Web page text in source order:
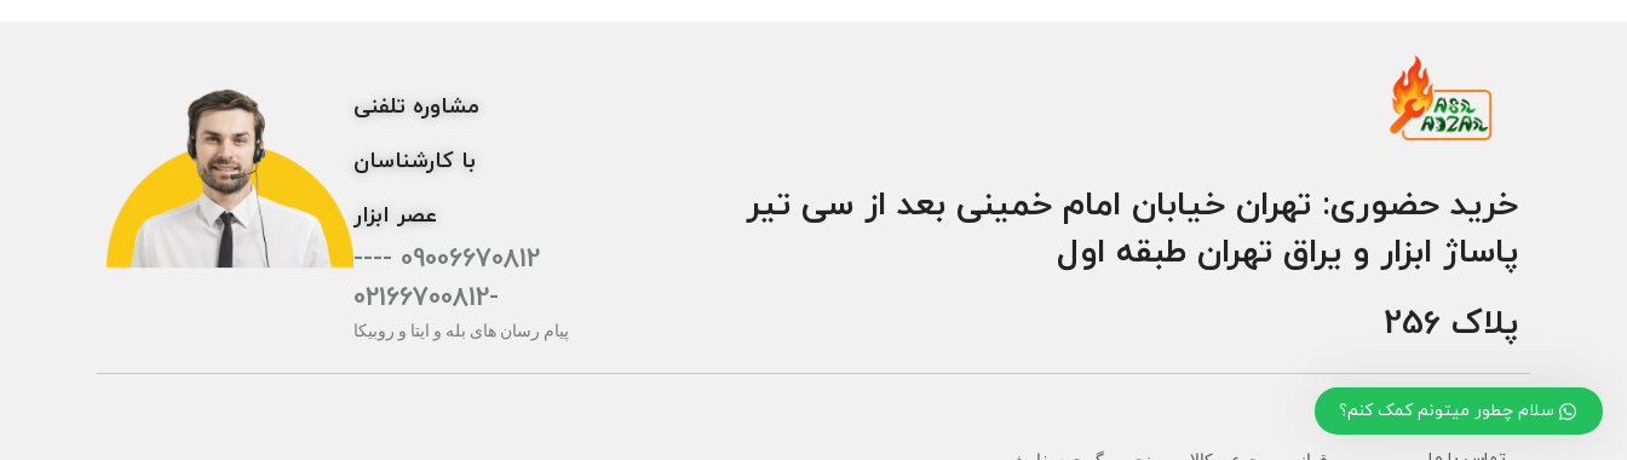
خرید حضوری: تهران خیابان امام خمینی بعد از سی تیر
پاساژ ابزار و یراق تهران طبقه اول
پلاک 256
مشاوره تلفنی
با کارشناسان
عصر ابزار
09006670812 ----
-02166700812
پیام رسان های بله و ایتا و روبیکا
سلام چطور میتونم کمک کنم؟